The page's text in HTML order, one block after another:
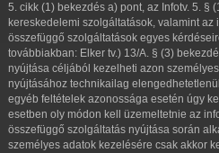
5. cikk (1) bekezdés a) pont, az Infotv. 5. §
kereskedelemi szolgáltatások, valamint az
összefüggő szolgáltatások egyes
továbbiakban: Elker tv.) 13/A. § (3)
nyújtása céljából kezelheti azon
nyújtásához technikailag
egyéb feltételek azonossága esetén úgy
esetben oly módon kell üzemeltetnie az
összefüggő szolgáltatás nyújtása során
személyes adatok kezelésére csak akkor